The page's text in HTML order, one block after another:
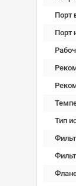
Порт
Порт
Тип